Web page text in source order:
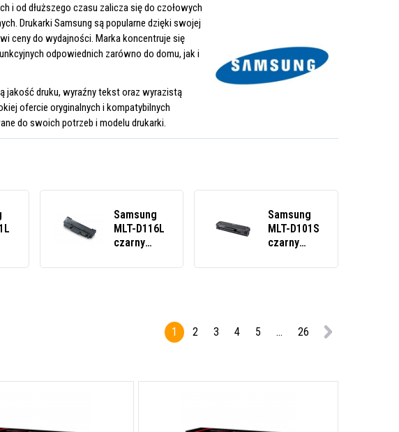
i od dłuższego czasu zalicza się do czołowych
Drukarki Samsung są popularne dzięki swojej
ceny do wydajności. Marka koncentruje się
odpowiednich zarówno do domu, jak i
jakość druku, wyraźny tekst oraz wyrazistą
ofercie oryginalnych i kompatybilnych
do swoich potrzeb i modelu drukarki.
Samsung
MLT-D116L
czarny
toner
Samsung
MLT-D101S
czarny
toner
1
2 3 4 5 ... 26